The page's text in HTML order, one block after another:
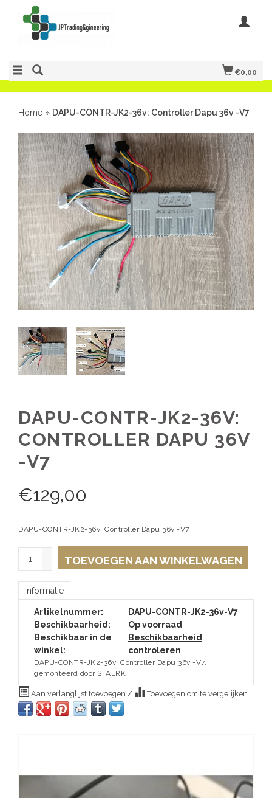
€0,00
Home » DAPU-CONTR-JK2-36v: Controller Dapu 36v -V7
DAPU-CONTR-JK2-36V:
CONTROLLER DAPU 36V
-V7
€129,00
DAPU-CONTR-JK2-36v: Controller Dapu 36v -V7
+
-
TOEVOEGEN AAN WINKELWAGEN
Informatie
Artikelnummer:
DAPU-CONTR-JK2-36v-V7
Beschikbaarheid:
Op voorraad
Beschikbaar in de
winkel:
Beschikbaarheid
controleren
DAPU-CONTR-JK2-36v: Controller Dapu 36v -V7,
gemonteerd door STAERK
Aan verlanglijst toevoegen / Toevoegen om te vergelijken